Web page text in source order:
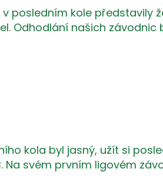
v posledním kole představily
Odhodlání našich závodnic
kola byl jasný, užít si
Na svém prvním ligovém